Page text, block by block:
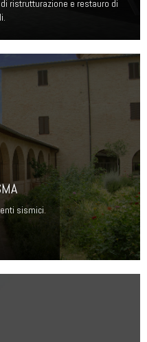
ristrutturazione e restauro di
sismici.